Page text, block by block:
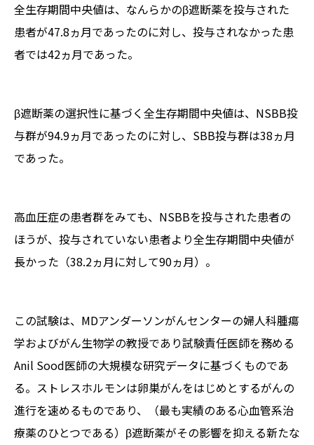
全生存期間中央値は、なんらかのβ遮断薬を投与された
患者が47.8ヵ月であったのに対し、投与されなかった患
者では42ヵ月であった。
β遮断薬の選択性に基づく全生存期間中央値は、NSBB投
与群が94.9ヵ月であったのに対し、SBB投与群は38ヵ月
であった。
高血圧症の患者群をみても、NSBBを投与された患者の
ほうが、投与されていない患者より全生存期間中央値が
長かった（38.2ヵ月に対して90ヵ月）。
この試験は、MDアンダーソンがんセンターの婦人科腫瘍
学およびがん生物学の教授であり試験責任医師を務める
Anil Sood医師の大規模な研究データに基づくものであ
る。ストレスホルモンは卵巣がんをはじめとするがんの
進行を速めるものであり、（最も実績のある心血管系治
療薬のひとつである）β遮断薬がその影響を抑える新たな